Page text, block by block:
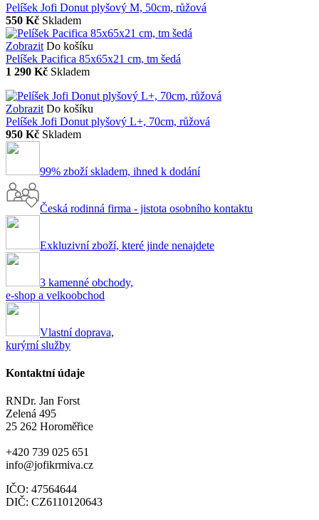
Pelíšek Jofi Donut plyšový M, 50cm, růžová
550 Kč Skladem
Zobrazit Do košíku
Pelíšek Pacifica 85x65x21 cm, tm šedá
1 290 Kč Skladem
Zobrazit Do košíku
Pelíšek Jofi Donut plyšový L+, 70cm, růžová
950 Kč Skladem
99% zboží skladem, ihned k dodání
Česká rodinná firma - jistota osobního kontaktu
Exkluzivní zboží, které jinde nenajdete
3 kamenné obchody,
e-shop a velkoobchod
Vlastní doprava,
kurýrní služby
Kontaktní údaje
RNDr. Jan Forst
Zelená 495
25 262 Horoměřice
+420 739 025 651
info@jofikrmiva.cz
IČO: 47564644
DIČ: CZ6110120643